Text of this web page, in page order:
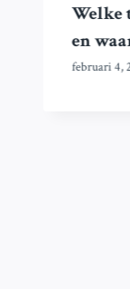
Welke
en
februari 4,